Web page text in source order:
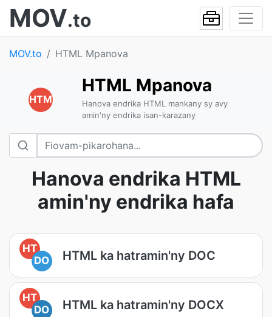
MOV.to
MOV.to HTML Mpanova
HTM
HTML Mpanova
Hanova endrika HTML mankany sy avy
amin'ny endrika isan-karazany
Hanova endrika HTML
amin'ny endrika hafa
HT
DO
HTML ka hatramin'ny DOC
HT
DO
HTML ka hatramin'ny DOCX